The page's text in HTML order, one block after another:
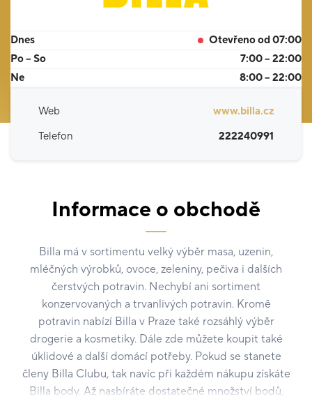
Dnes
Otevřeno od 07:00
Po – So
7:00 – 22:00
Ne
8:00 – 22:00
Web
www.billa.cz
Telefon
222240991
Informace o obchodě
Billa má v sortimentu velký výběr masa, uzenin,
mléčných výrobků, ovoce, zeleniny, pečiva i dalších
čerstvých potravin. Nechybí ani sortiment
konzervovaných a trvanlivých potravin. Kromě
potravin nabízí Billa v Praze také rozsáhlý výběr
drogerie a kosmetiky. Dále zde můžete koupit také
úklidové a další domácí potřeby. Pokud se stanete
členy Billa Clubu, tak navíc při každém nákupu získáte
Billa body. Až nasbíráte dostatečné množství bodů,